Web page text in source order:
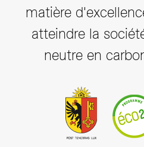
matière
atteindre la
neutre en